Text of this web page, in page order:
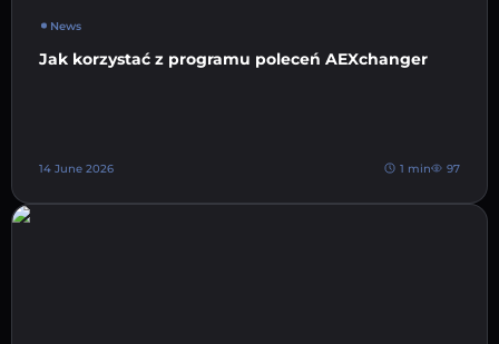
News
Jak korzystać z programu poleceń AEXchanger
14 June 2026 1 min 97